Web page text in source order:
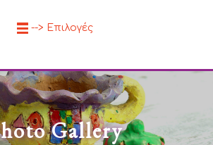
--> Επιλογές
Gallery